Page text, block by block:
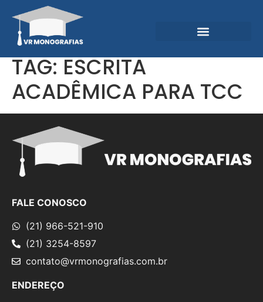
TAG:ESCRITA
ACADÊMICA PARA TCC
FALE CONOSCO
(21) 966-521-910
(21) 3254-8597
contato@vrmonografias.com.br
ENDEREÇO